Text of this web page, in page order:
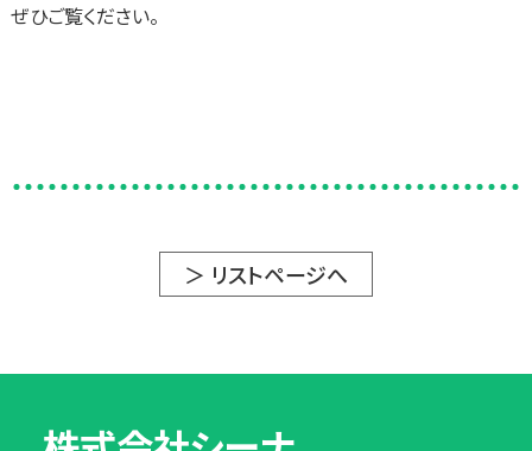
ぜひご覧ください。
＞ リストページへ